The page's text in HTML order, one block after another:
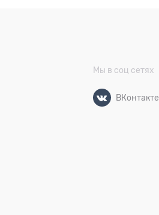
Мы в соц сетях
ВКонтакте